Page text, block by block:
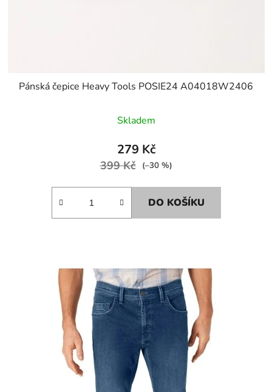
Pánská čepice Heavy Tools POSIE24 A04018W2406
Skladem
279 Kč
399 Kč (–30 %)
DO KOŠÍKU